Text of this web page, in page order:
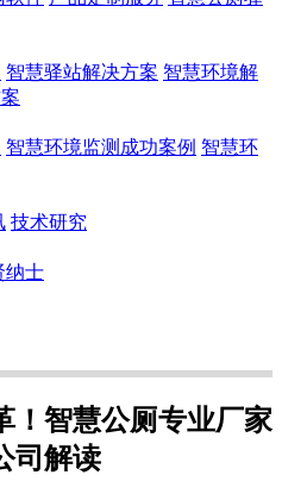
智慧驿站解决方案 智慧环境解
智慧环境监测成功案例 智慧环
技术研究
纳士
！智慧公厕专业厂家
司解读